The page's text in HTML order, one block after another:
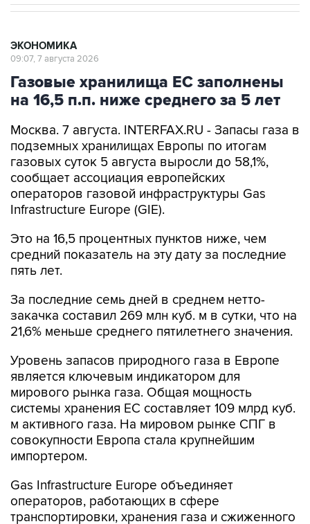
Газовые хранилища ЕС заполнены
на 16,5 п.п. ниже среднего за 5 лет
Москва. 7 августа. INTERFAX.RU - Запасы газа в
газовых суток 5 августа выросли до 58,1%,
сообщает ассоциация европейских
операторов газовой инфраструктуры Gas
Infrastructure Europe (GIE).
Это на 16,5 процентных пунктов ниже, чем
пять лет.
За последние семь дней в среднем нетто-
21,6% меньше среднего пятилетнего значения.
Уровень запасов природного газа в Европе
мирового рынка газа. Общая мощность
системы хранения ЕС составляет 109 млрд куб.
м активного газа. На мировом рынке СПГ в
совокупности Европа стала крупнейшим
импортером.
Gas Infrastructure Europe объединяет
транспортировки, хранения газа и сжиженного
природного газа. Статистическая база
охватывает работу инфраструктуры